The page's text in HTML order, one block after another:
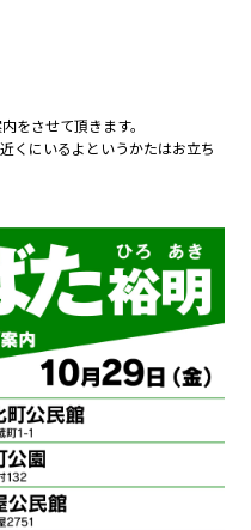
をさせて頂きます。
くにいるよというかたはお立ち